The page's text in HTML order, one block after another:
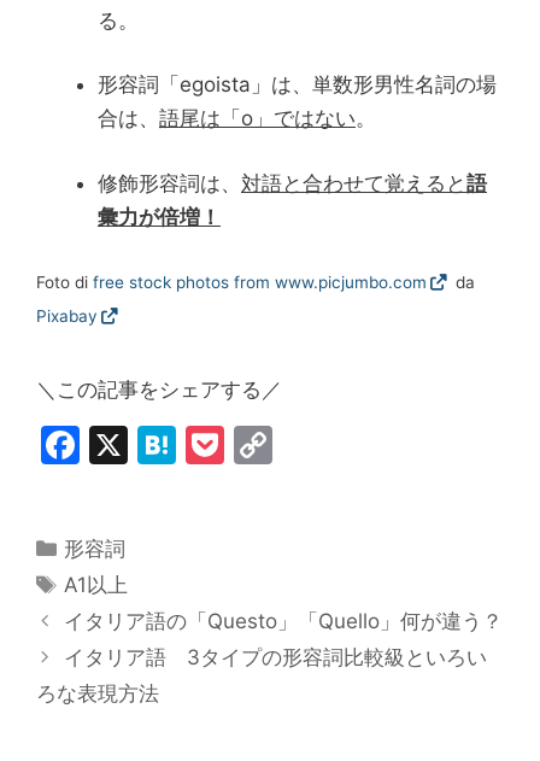
る。
形容詞「egoista」は、単数形男性名詞の場
合は、 語尾は「o」ではない。
修飾形容詞は、 対語と合わせて覚えると語
彙力が倍増！
Foto di free stock photos from www.picjumbo.com
da
Pixabay
＼この記事をシェアする／
F
e
b
o
o
k
X
H
P
n
k
カ
テ
リ
ー
形容詞
タ
グ
A1以上
イタリア語の「Questo」「Quello」何が違う？
イタリア語 3タイプの形容詞比較級といろい
ろな表現方法